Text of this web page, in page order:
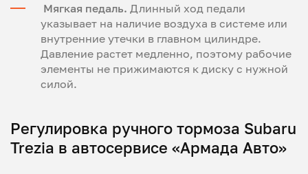
Мягкая педаль. Длинный ход педали
указывает на наличие воздуха в системе или
внутренние утечки в главном цилиндре.
Давление растет медленно, поэтому рабочие
элементы не прижимаются к диску с нужной
силой.
Регулировка ручного тормоза Subaru
Trezia в автосервисе «Армада Авто»